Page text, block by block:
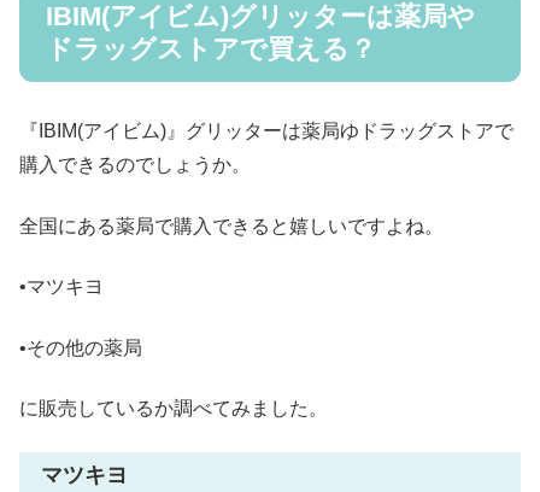
IBIM(アイビム)グリッターは薬局や
ドラッグストアで買える？
『IBIM(アイビム)』グリッターは薬局ゆドラッグストアで
購入できるのでしょうか。
全国にある薬局で購入できると嬉しいですよね。
•マツキヨ
•その他の薬局
に販売しているか調べてみました。
マツキヨ